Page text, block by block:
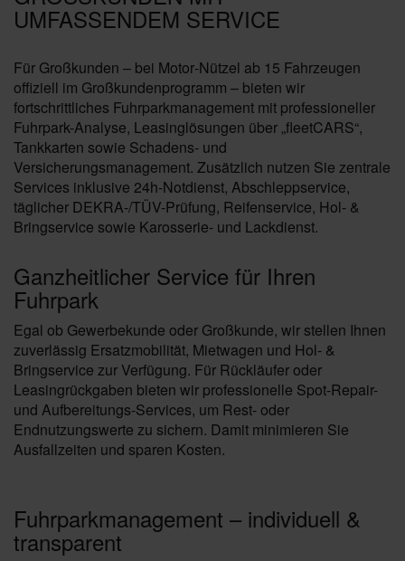
MFASSENDEM SERVICE
Für Großkunden – bei Motor‑Nützel ab 15 Fahrzeugen
offiziell im Großkundenprogramm – bieten wir
fortschrittliches Fuhrparkmanagement mit professioneller
Fuhrpark-Analyse, Leasinglösungen über „fleetCARS“,
Tankkarten sowie Schadens‑ und
Versicherungsmanagement. Zusätzlich nutzen Sie zentrale
Services inklusive 24h-Notdienst, Abschleppservice,
täglicher DEKRA-/TÜV-Prüfung, Reifenservice, Hol- &
Bringservice sowie Karosserie‑ und Lackdienst.
Ganzheitlicher Service für Ihren
Fuhrpark
Egal ob Gewerbekunde oder Großkunde, wir stellen Ihnen
zuverlässig Ersatzmobilität, Mietwagen und Hol- &
Bringservice zur Verfügung. Für Rückläufer oder
Leasingrückgaben bieten wir professionelle Spot-Repair-
und Aufbereitungs‑Services, um Rest- oder
Endnutzungswerte zu sichern. Damit minimieren Sie
Ausfallzeiten und sparen Kosten.
Fuhrparkmanagement – individuell &
transparent